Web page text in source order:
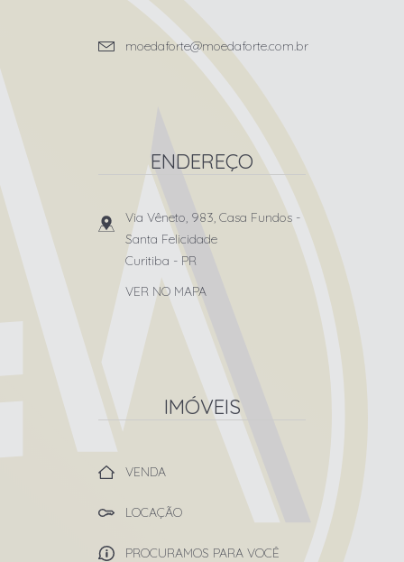
moedaforte@moedaforte.com.br
ENDEREÇO
Via Vêneto, 983, Casa Fundos -
Santa Felicidade
Curitiba - PR
VER NO MAPA
IMÓVEIS
VENDA
LOCAÇÃO
PROCURAMOS PARA VOCÊ